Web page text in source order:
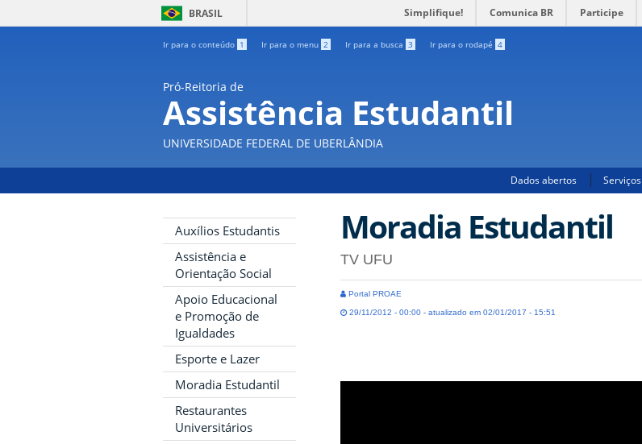
BRASIL Simplifique! Comunica BR Participe
Ir para o conteúdo 1 Ir para o menu 2 Ir para a busca 3 Ir para o rodapé 4
Pró-Reitoria de
Assistência Estudantil
UNIVERSIDADE FEDERAL DE UBERLÂNDIA
Dados abertos Serviços
Auxílios Estudantis
Assistência e
Orientação Social
Apoio Educacional
e Promoção de
Igualdades
Esporte e Lazer
Moradia Estudantil
Restaurantes
Universitários
Moradia Estudantil
TV UFU
Portal PROAE
29/11/2012 - 00:00 - atualizado em 02/01/2017 - 15:51